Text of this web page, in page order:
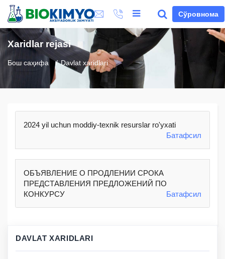
Сўровнома
Xaridlar rejasi
Бош саҳифа Davlat xaridlari
2024 yil uchun moddiy-texnik resurslar ro'yxati
Батафсил
ОБЪЯВЛЕНИЕ О ПРОДЛЕНИИ СРОКА
ПРЕДСТАВЛЕНИЯ ПРЕДЛОЖЕНИЙ ПО
КОНКУРСУ
Батафсил
DAVLAT XARIDLARI